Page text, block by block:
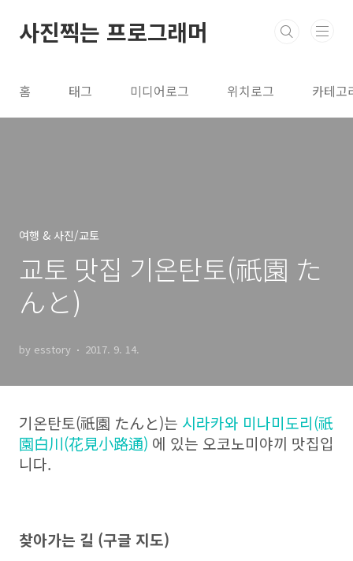
사진찍는 프로그래머
홈 태그 미디어로그 위치로그 카테고
여행 & 사진/교토
교토 맛집 기온탄토(祇園 た
んと)
by esstory 2017. 9. 14.
기온탄토(祇園 たんと)는 시라카와 미나미도리(祇
園白川(花見小路通) 에 있는 오코노미야끼 맛집입
니다.
찾아가는 길 (구글 지도)